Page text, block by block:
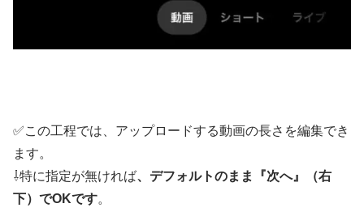
✅この工程では、アップロードする動画の長さを編集でき
ます。
⇩特に指定が無ければ、デフォルトのまま『次へ』（右
下）でOKです。